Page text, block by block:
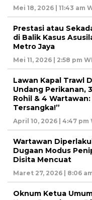
Mei 18, 2026 | 11:43 am
Prestasi atau
di Balik Kasus
Metro Jaya
Mei 11, 2026 | 2:58 pm
Lawan Kapal Trawl
Undang Perikanan,
Rohil & 4
Tersangka!”
April 10, 2026 | 4:47 pm
Wartawan
Dugaan Modus
Disita Mencuat
Maret 27, 2026 | 8:06
Oknum Ketua